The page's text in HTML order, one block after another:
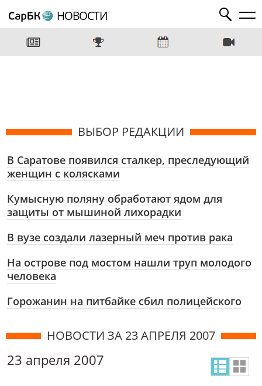
НОВОСТИ
ВЫБОР РЕДАКЦИИ
В Саратове появился сталкер, преследующий
женщин с колясками
Кумысную поляну обработают ядом для
защиты от мышиной лихорадки
В вузе создали лазерный меч против рака
На острове под мостом нашли труп молодого
человека
Горожанин на питбайке сбил полицейского
НОВОСТИ ЗА 23 АПРЕЛЯ 2007
23 апреля 2007